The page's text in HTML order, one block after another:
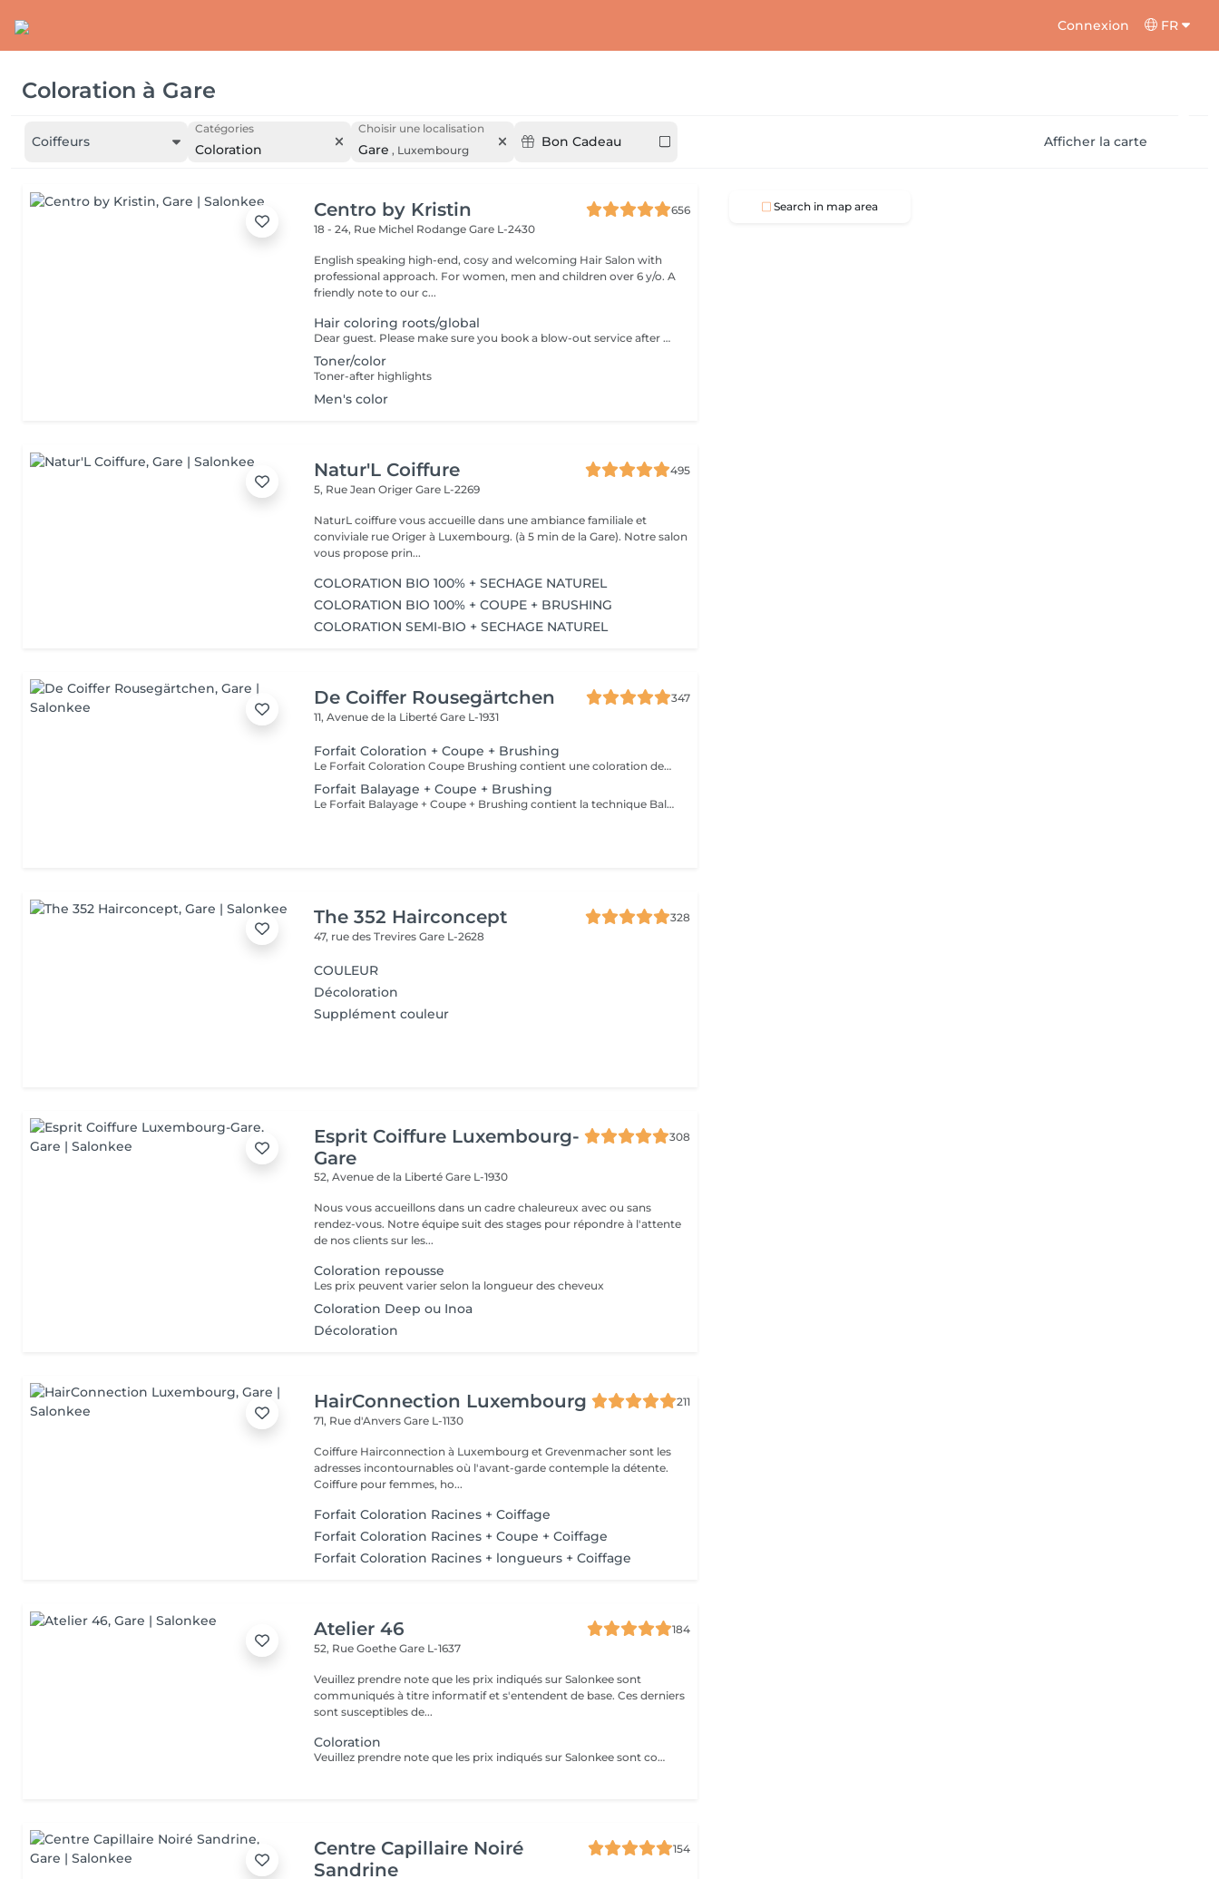
Connexion FR
Coloration à Gare
Coiffeurs
Catégories
Coloration
Choisir une localisation
Gare , Luxembourg
Bon Cadeau Afficher la carte
Centro by Kristin
656
18 - 24, Rue Michel RodangeGare L-2430
English speaking high-end, cosy and welcoming Hair Salon with
professional approach. For women, men and children over 6 y/o. A
friendly note to our c...
Hair coloring roots/global
Dear guest. Please make sure you book a blow-out service after your color service, that is additional 30 minutes to the total service. Thank you for understanding. Team Centro
Toner/color
Toner-after highlights
Men's color
Natur'L Coiffure
495
5, Rue Jean OrigerGare L-2269
NaturL coiffure vous accueille dans une ambiance familiale et
conviviale rue Origer à Luxembourg. (à 5 min de la Gare). Notre salon
vous propose prin...
COLORATION BIO 100% + SECHAGE NATUREL
COLORATION BIO 100% + COUPE + BRUSHING
COLORATION SEMI-BIO + SECHAGE NATUREL
De Coiffer Rousegärtchen
347
11, Avenue de la LibertéGare L-1931
Forfait Coloration + Coupe + Brushing
Le Forfait Coloration Coupe Brushing contient une coloration des racines et une coupe. Dépendant de la quantité de couleur utilisée ou de la longueur des cheveux le prix peut varier. (Veuillez sélectionner le Forfait Balayage au cas où vous souhaitez avoir des mèches ou un Balayage.) En cas de questions veuillez appeler au +352 26 35 02 89
Forfait Balayage + Coupe + Brushing
Le Forfait Balayage + Coupe + Brushing contient la technique Balayage, un coulage (pour donner le bon reflet au Balayage), Olaplex, une Coupe et un Brushing. Dépendant de la quantité de produit utilisée ou de la longueur des cheveux, le prix peut varier. En cas de questions veuillez appeler au +352 26 35 02 89.
The 352 Hairconcept
328
47, rue des TreviresGare L-2628
COULEUR
Décoloration
Supplément couleur
Esprit Coiffure Luxembourg-
Gare
308
52, Avenue de la LibertéGare L-1930
Nous vous accueillons dans un cadre chaleureux avec ou sans
rendez-vous. Notre équipe suit des stages pour répondre à l'attente
de nos clients sur les...
Coloration repousse
Les prix peuvent varier selon la longueur des cheveux
Coloration Deep ou Inoa
Décoloration
HairConnection Luxembourg
211
71, Rue d'AnversGare L-1130
Coiffure Hairconnection à Luxembourg et Grevenmacher sont les
adresses incontournables où l'avant-garde contemple la détente.
Coiffure pour femmes, ho...
Forfait Coloration Racines + Coiffage
Forfait Coloration Racines + Coupe + Coiffage
Forfait Coloration Racines + longueurs + Coiffage
Atelier 46
184
52, Rue GoetheGare L-1637
Veuillez prendre note que les prix indiqués sur Salonkee sont
communiqués à titre informatif et s'entendent de base. Ces derniers
sont susceptibles de...
Coloration
Veuillez prendre note que les prix indiqués sur Salonkee sont communiqués à titre informatif et s'entendent de base. Ces derniers sont susceptibles de varier selon le diagnostic réalisé à votre arrivée au salon et l'expertise du professionnel à qui vous confiez votre beauté. Dans tous les cas, un devis précis vous sera proposé et toutes réalisations de prestations seront effectuées avec votre accord. Un grand merci d'avance pour votre compréhension. Au plaisir de vous recevoir très vite.
Centre Capillaire Noiré
Sandrine
154
Search in map area